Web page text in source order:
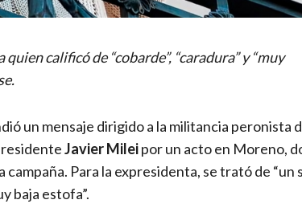
calificó de “cobarde”, “caradura” y “muy
un mensaje dirigido a la militancia peronista
Javier Mileipor un acto en Moreno,
campaña. Para la expresidenta, se trató de “un
baja estofa”.